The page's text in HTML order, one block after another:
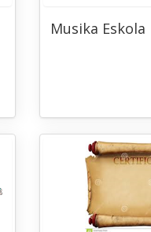
Musika Eskola